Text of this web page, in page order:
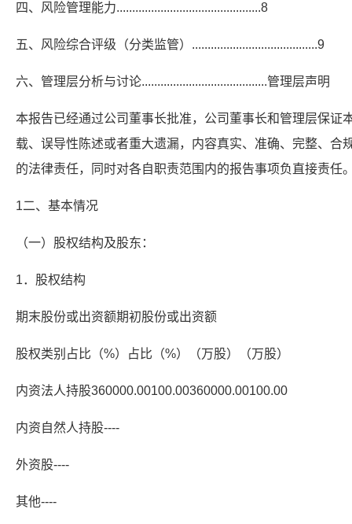
四、风险管理能力..............................................8
五、风险综合评级（分类监管）........................................9
六、管理层分析与讨论........................................管理层声明
本报告已经通过公司董事长批准，公司董事长和管理层保证
载、误导性陈述或者重大遗漏，内容真实、准确、完整、合
的法律责任，同时对各自职责范围内的报告事项负直接责任
1二、基本情况
（一）股权结构及股东：
1．股权结构
期末股份或出资额期初股份或出资额
股权类别占比（%）占比（%）（万股）（万股）
内资法人持股360000.00100.00360000.00100.00
内资自然人持股----
外资股----
其他----